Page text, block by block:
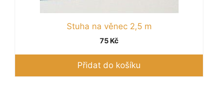
Stuha na věnec 2,5 m
75 Kč
Přidat do košíku